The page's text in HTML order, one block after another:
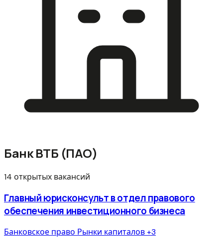
Банк ВТБ (ПАО)
14 открытых вакансий
Главный юрисконсульт в отдел правового
обеспечения инвестиционного бизнеса
Банковское право Рынки капиталов+3